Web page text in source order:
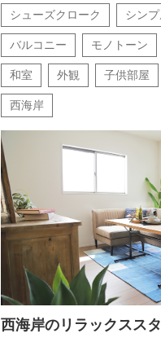
シューズクローク シン
バルコニー モノトーン
和室 外観 子供部屋
西海岸
西海岸のリラックスス